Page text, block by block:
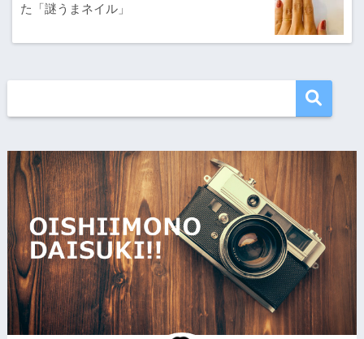
た「謎うまネイル」